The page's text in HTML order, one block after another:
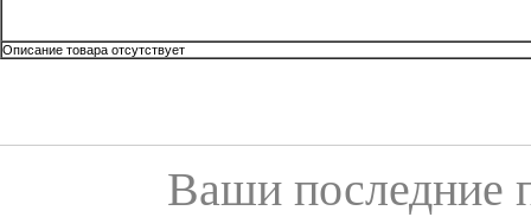
Описание товара отсутствует
Ваши последние